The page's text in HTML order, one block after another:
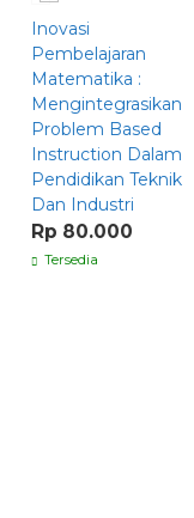
Inovasi
Pembelajaran
Matematika :
Mengintegrasikan
Problem Based
Instruction Dalam
Pendidikan Teknik
Dan Industri
Rp 80.000
Tersedia